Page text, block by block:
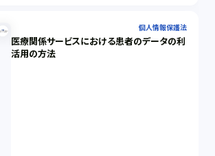
個人情報保護法
医療関係サービスにおける患者のデータの利
活用の方法